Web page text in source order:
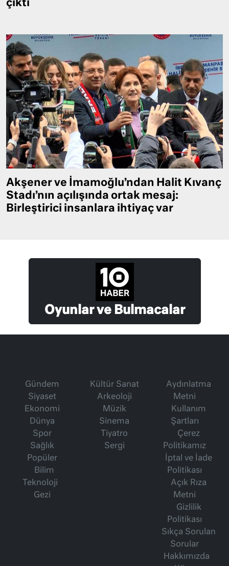
çıktı
Akşener ve İmamoğlu’ndan Halit Kıvanç
Stadı’nın açılışında ortak mesaj:
Birleştirici insanlara ihtiyaç var
Oyunlar ve Bulmacalar
Gündem
Siyaset
Ekonomi
Dünya
Spor
Sağlık
Popüler
Bilim
Teknoloji
Gezi
Kültür Sanat
Arkeoloji
Müzik
Sinema
Tiyatro
Sergi
Aydınlatma
Metni
Kullanım
Şartları
Çerez
Politikamız
İptal ve İade
Politikası
Açık Rıza
Metni
Gizlilik
Politikası
Sıkça Sorulan
Sorular
Hakkımızda